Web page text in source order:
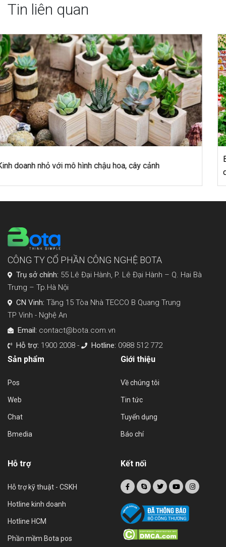
Tin liên quan
doanh gì, tham khảo ngay ba nghề sau
CÔNG TY CỔ PHẦN CÔNG NGHỆ BOTA
Trụ sở chính: 55 Lê Đại Hành, P. Lê Đại Hành – Q. Hai Bà
Trưng – Tp.Hà Nội
CN Vinh: Tầng 15 Tòa Nhà TECCO B Quang Trung
TP Vinh - Nghệ An
Email: contact@bota.com.vn
Hỗ trợ: 1900 2008 - Hotline: 0988 512 772
Sản phẩm
Pos
Web
Chat
Bmedia
Giới thiệu
Về chúng tôi
Tin tức
Tuyển dụng
Báo chí
Hỗ trợ
Hỗ trợ kỹ thuật - CSKH
Hotline kinh doanh
Hotline HCM
Phần mềm Bota pos
Kết nối